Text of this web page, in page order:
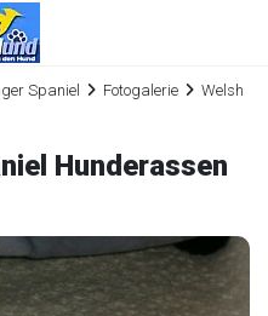
Spaniel Fotogalerie
Welsh
Hunderassen